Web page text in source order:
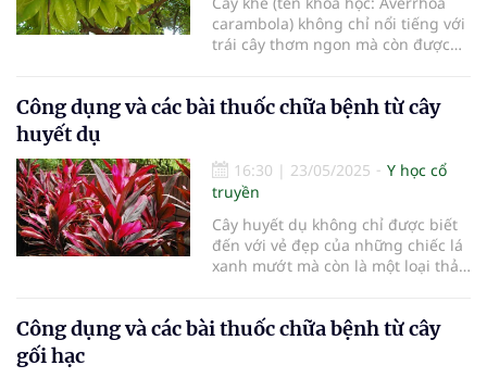
carambola) không chỉ nổi tiếng với
trái cây thơm ngon mà còn được
những giá trị dinh dưỡng và lợi ích
Trong bài viết này, chúng ta sẽ tìm
hiểu về công dụng và các bài thuốc
chữa bệnh từ cây khế.
Công dụng và các bài thuốc chữa bệnh từ cây
huyết dụ
16:30 | 23/05/2025
Y học cổ
truyền
Cây huyết dụ không chỉ được biết
đến với vẻ đẹp của những chiếc lá
xanh mướt mà còn là một loại thảo
bệnh hiệu quả, cây huyết dụ đang
Công dụng và các bài thuốc chữa bệnh từ cây
gối hạc